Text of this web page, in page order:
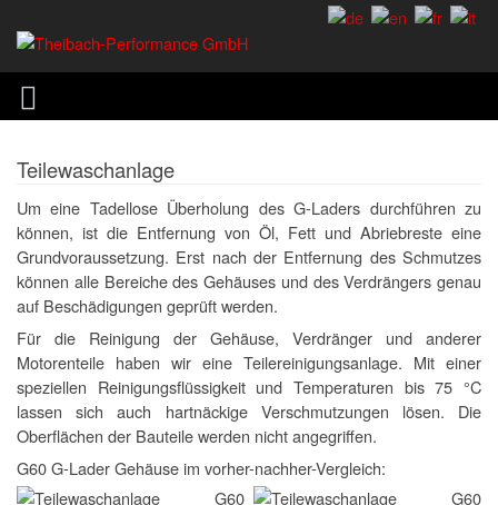
Teilewaschanlage
Um eine Tadellose Überholung des G-Laders durchführen zu
können, ist die Entfernung von Öl, Fett und Abriebreste eine
Grundvoraussetzung. Erst nach der Entfernung des Schmutzes
können alle Bereiche des Gehäuses und des Verdrängers genau
auf Beschädigungen geprüft werden.
Für die Reinigung der Gehäuse, Verdränger und anderer
Motorenteile haben wir eine Teilereinigungsanlage. Mit einer
speziellen Reinigungsflüssigkeit und Temperaturen bis 75 °C
lassen sich auch hartnäckige Verschmutzungen lösen. Die
Oberflächen der Bauteile werden nicht angegriffen.
G60 G-Lader Gehäuse im vorher-nachher-Vergleich: